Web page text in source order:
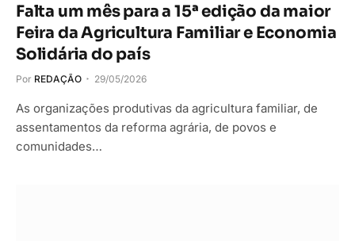
Falta um mês para a 15ª edição da maior
Feira da Agricultura Familiar e Economia
Solidária do país
Por REDAÇÃO 29/05/2026
As organizações produtivas da agricultura familiar, de
assentamentos da reforma agrária, de povos e
comunidades…